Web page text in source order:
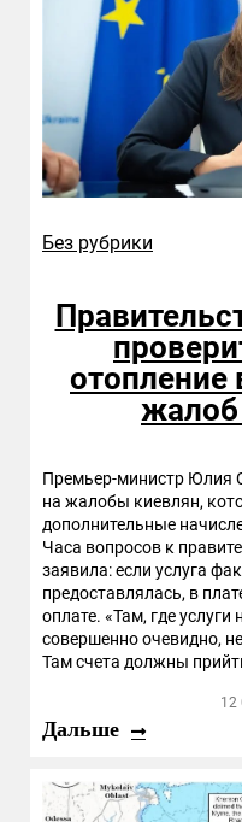
Без рубрики
отопление
Премьер-министр Юлия
на жалобы киевлян,
дополнительные
Часа вопросов к
заявила: если услуга
предоставлялась, в
оплате. «Там, где услуги
совершенно очевидно,
Там счета должны
12
Дальше